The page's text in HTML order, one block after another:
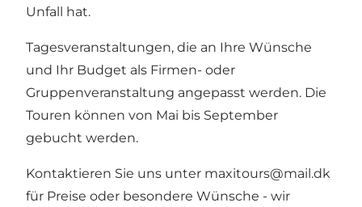
Unfall hat.
Tagesveranstaltungen, die an Ihre Wünsche
und Ihr Budget als Firmen- oder
Gruppenveranstaltung angepasst werden. Die
Touren können von Mai bis September
gebucht werden.
Kontaktieren Sie uns unter maxitours@mail.dk
für Preise oder besondere Wünsche - wir